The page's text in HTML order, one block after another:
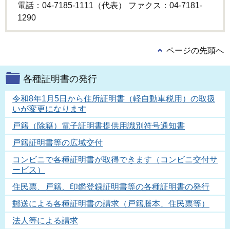
電話：04-7185-1111（代表） ファクス：04-7181-
1290
ページの先頭へ
各種証明書の発行
令和8年1月5日から住所証明書（軽自動車税用）の取扱
いが変更になります
戸籍（除籍）電子証明書提供用識別符号通知書
戸籍証明書等の広域交付
コンビニで各種証明書が取得できます（コンビニ交付サ
ービス）
住民票、戸籍、印鑑登録証明書等の各種証明書の発行
郵送による各種証明書の請求（戸籍謄本、住民票等）
法人等による請求